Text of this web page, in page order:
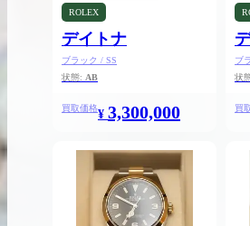
買取実績はこちらから
ROLEX
デイトナ
ブラック / SS
状態: AB
買取価格¥ 3,300,000
ブ
状
買